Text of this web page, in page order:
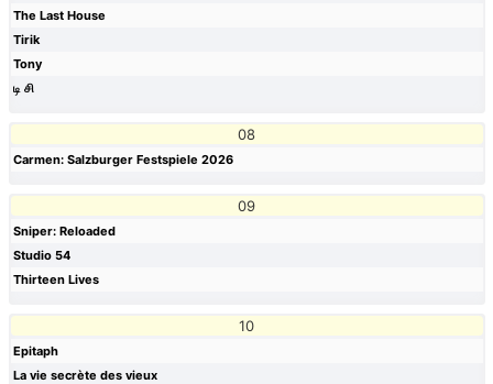
The Last House
Tirik
Tony
டி சி
08
Carmen: Salzburger Festspiele 2026
09
Sniper: Reloaded
Studio 54
Thirteen Lives
10
Epitaph
La vie secrète des vieux